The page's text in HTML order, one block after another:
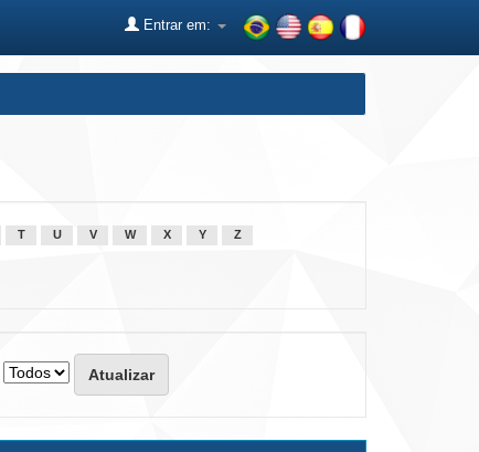
Entrar em:
T U V W X Y Z